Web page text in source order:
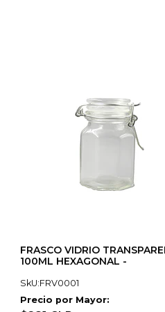
FRASCO VIDRIO
100ML HEXAGONAL -
SkU:FRV0001
Precio por Mayor: